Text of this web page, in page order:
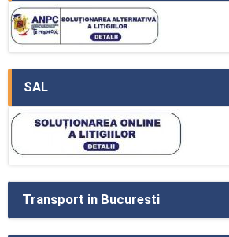
SAL
Transport in Bucuresti